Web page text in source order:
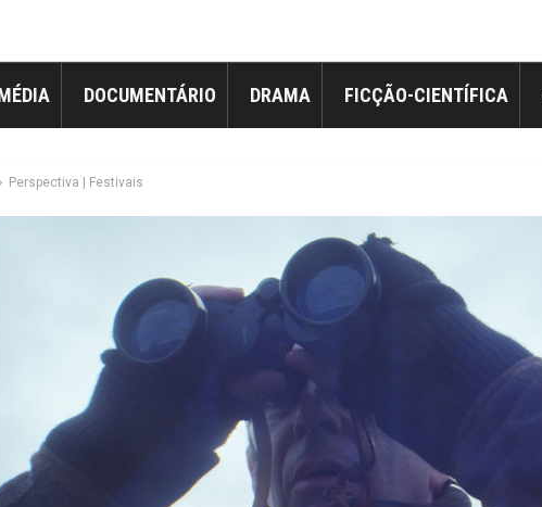
DOCUMENTÁRIO DRAMA FICÇÃO-CIENTÍFICA
Perspectiva | Festivais